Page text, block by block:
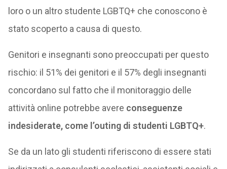
loro o un altro studente LGBTQ+ che conoscono è
stato scoperto a causa di questo.
Genitori e insegnanti sono preoccupati per questo
rischio: il 51% dei genitori e il 57% degli insegnanti
concordano sul fatto che il monitoraggio delle
attività online potrebbe avere conseguenze
indesiderate, come l’outing di studenti LGBTQ+.
Se da un lato gli studenti riferiscono di essere stati